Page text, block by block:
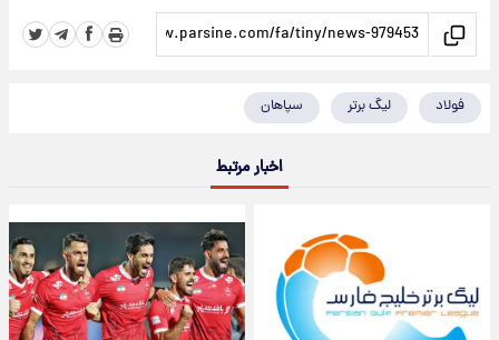
فولاد لیگ برتر سپاهان
اخبار مرتبط